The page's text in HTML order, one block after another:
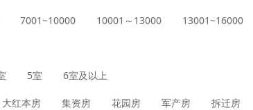
7001~10000 10001～13000 13001~16000
5室
6室及以上
大红本房 集资房 花园房 军产房 拆迁房